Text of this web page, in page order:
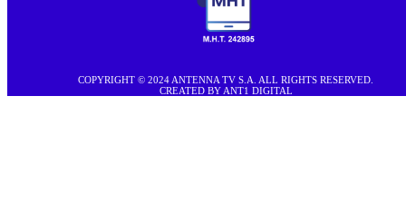
COPYRIGHT © 2024 ANTENNA TV S.A. ALL RIGHTS RESERVED.
CREATED BY ANT1 DIGITAL